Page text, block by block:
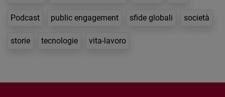
Podcast public engagement sfide globali società
storie tecnologie vita-lavoro